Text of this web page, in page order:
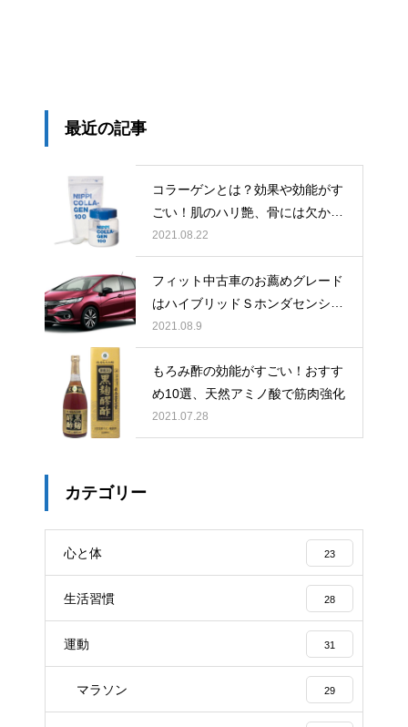
最近の記事
コラーゲンとは？効果や効能がす
ごい！肌のハリ艶、骨には欠かせ
ない
2021.08.22
フィット中古車のお薦めグレード
はハイブリッドＳホンダセンシン
グできまり！
2021.08.9
もろみ酢の効能がすごい！おすす
め10選、天然アミノ酸で筋肉強化
2021.07.28
カテゴリー
心と体 23
生活習慣 28
運動 31
マラソン 29